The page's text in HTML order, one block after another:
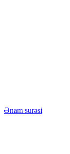
Ənam surəsi